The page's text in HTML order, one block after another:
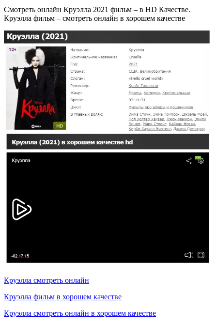
Смотреть онлайн Круэлла 2021 фильм – в HD Качестве.
Круэлла фильм – смотреть онлайн в хорошем качестве
Круэлла смотреть онлайн
Круэлла фильм в хорошем качестве
Круэлла смотреть онлайн в хорошем качестве